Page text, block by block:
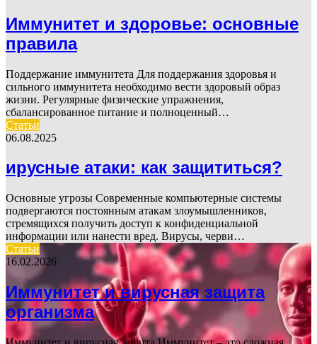
Иммунитет и здоровье: основные
правила
Поддержание иммунитета Для поддержания здоровья и
сильного иммунитета необходимо вести здоровый образ
жизни. Регулярные физические упражнения,
сбалансированное питание и полноценный…
Статьи
06.08.2025
ирусные атаки: как защититься?
Основные угрозы Современные компьютерные системы
подвергаются постоянным атакам злоумышленников,
стремящихся получить доступ к конфиденциальной
информации или нанести вред. Вирусы, черви…
Статьи
16.02.2026
Иммунитет и вирусная защита
организма